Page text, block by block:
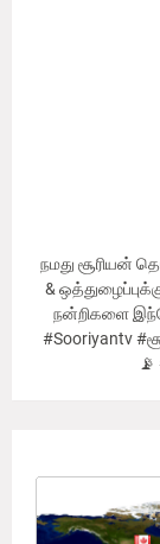
நமது சூரியன்
&
நன்றிகளை
#Sooriyantv